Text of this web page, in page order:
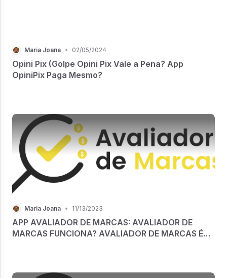
Maria Joana • 02/05/2024
Opini Pix (Golpe Opini Pix Vale a Pena? App
OpiniPix Paga Mesmo?
Maria Joana • 11/13/2023
APP AVALIADOR DE MARCAS: AVALIADOR DE
MARCAS FUNCIONA? AVALIADOR DE MARCAS É